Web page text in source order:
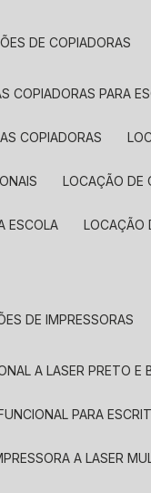
DE COPIADORAS
COPIADORAS PARA
COPIADORAS
LOCAÇÃO
ESCOLA
DE IMPRESSORAS
A LASER PRETO E
PARA
A LASER